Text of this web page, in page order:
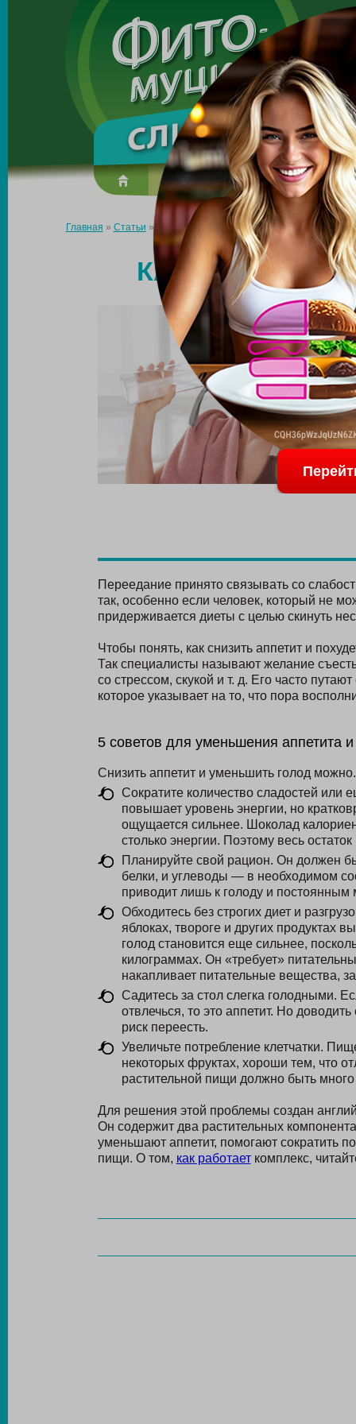
Made in the UK
О препарате Усиль эффект
Главная » Статьи »Как снизить аппетит и похудеть
КАК СНИЗИТЬ
Переедание принято связывать со
так, особенно если человек, который не
придерживается диеты с целью скинуть
Чтобы понять, как снизить аппетит и
Так специалисты называют желание
со стрессом, скукой и т. д. Его часто
которое указывает на то, что пора
5 советов для уменьшения аппетита
Снизить аппетит и уменьшить голод
Сократите количество сладостей или
повышает уровень энергии, но
ощущается сильнее. Шоколад
столько энергии. Поэтому весь
Планируйте свой рацион. Он должен
белки, и углеводы — в необходимом
приводит лишь к голоду и
Обходитесь без строгих диет и
яблоках, твороге и других продуктах
голод становится еще сильнее,
килограммах. Он «требует»
накапливает питательные вещества,
Садитесь за стол слегка голодными.
отвлечься, то это аппетит. Но
риск переесть.
Увеличьте потребление клетчатки.
некоторых фруктах, хороши тем, что
растительной пищи должно быть
Для решения этой проблемы создан
Он содержит два растительных
уменьшают аппетит, помогают сократить
пищи. О том, как работаеткомплекс,